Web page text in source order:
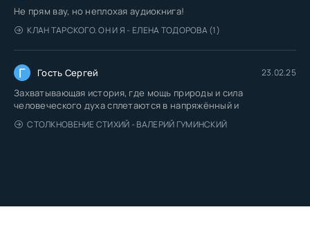
Не прям вау, но неплохая аудиокнига!
КЛАН ТАРСКОГО. ОН И Я - ЕЛЕНА ТОДОРОВА (1)
Г Гость Сергей 23.02.25
Захватывающая история, где мощь природы и сила
человеческого духа сплетаются в напряжённый и
СТОЛКНОВЕНИЕ СТИХИЙ - ВАЛЕРИЙ ГУМИНСКИЙ